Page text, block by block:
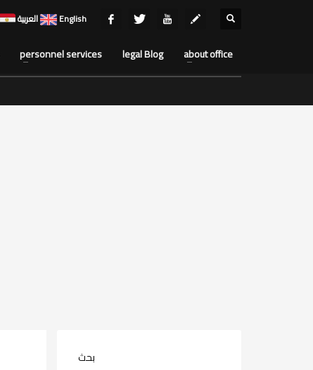
English
personnel services legal Blog about office
بحث